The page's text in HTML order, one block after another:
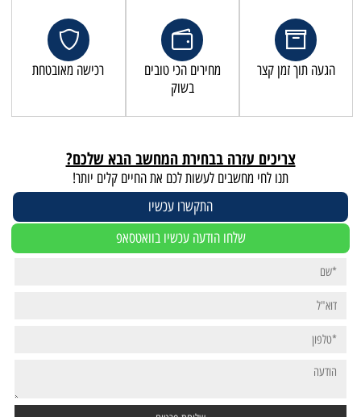
הגעה תוך זמן קצר
מחירים הכי טובים
בשוק
רכישה מאובטחת
צריכים עזרה בבחירת המחשב הבא שלכם?
תנו לחי מחשבים לעשות לכם את החיים קלים יותר!
התקשרו עכשיו
שלחו הודעה עכשיו בוואטסאפ